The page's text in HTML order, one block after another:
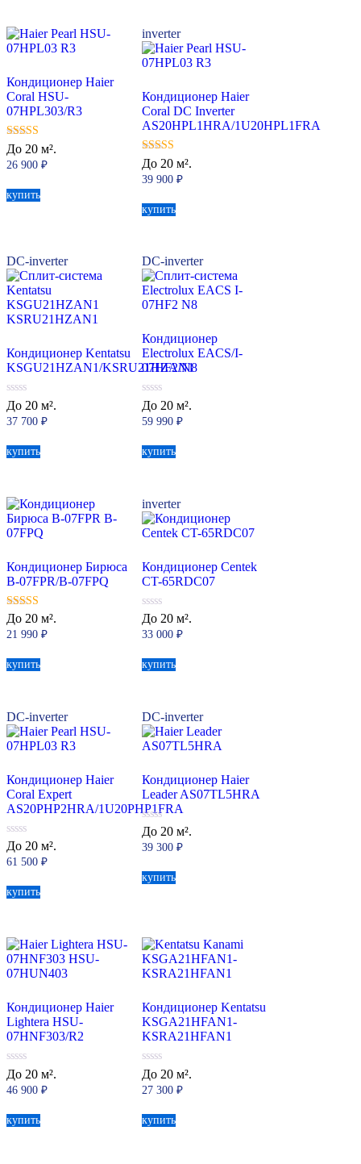
Кондиционер Haier
Coral HSU-
07HPL303/R3
5.00
из 5
До 20 м².
26 900 ₽
купить
inverter
Кондиционер Haier
Coral DC Inverter
AS20HPL1HRA/1U20HPL1FRA
5.00
из 5
До 20 м².
39 900₽
купить
DC-inverter
Кондиционер Kentatsu
KSGU21HZAN1/KSRU21HZAN1
0
из
5
До 20 м².
37 700 ₽
купить
DC-inverter
Кондиционер
Electrolux EACS/I-
07HF2/N8
0
из
5
До 20 м².
59 990₽
купить
Кондиционер Бирюса
B-07FPR/B-07FPQ
5.00
из 5
До 20 м².
21 990 ₽
купить
inverter
Кондиционер Centek
CT-65RDC07
0
из
5
До 20 м².
33 000₽
купить
DC-inverter
Кондиционер Haier
Coral Expert
AS20PHP2HRA/1U20PHP1FRA
0
из
5
До 20 м².
61 500 ₽
купить
DC-inverter
Кондиционер Haier
Leader AS07TL5HRA
0
из
5
До 20 м².
39 300₽
купить
Кондиционер Haier
Lightera HSU-
07HNF303/R2
0
из
5
До 20 м².
46 900 ₽
купить
Кондиционер Kentatsu
KSGA21HFAN1-
KSRA21HFAN1
0
из
5
До 20 м².
27 300₽
купить